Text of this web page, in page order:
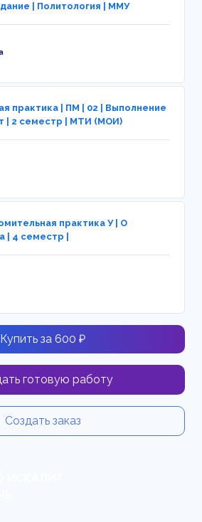
| Политология | ММУ
практика | ПМ | 02 | Выполнение
| 2 семестр | МТИ (МОИ)
практика У | О
| 4 семестр |
Купить за 600 ₽
готовую работу
Создать заказ